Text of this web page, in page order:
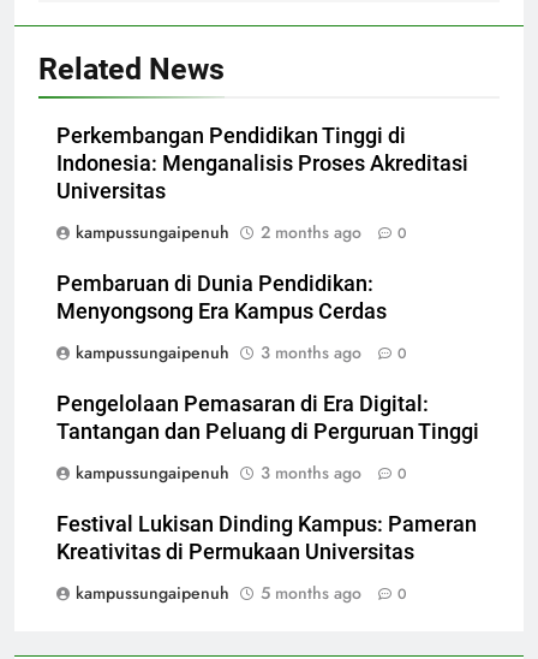
Related News
Perkembangan Pendidikan Tinggi di
Indonesia: Menganalisis Proses Akreditasi
Universitas
kampussungaipenuh
2 months ago 0
Pembaruan di Dunia Pendidikan:
Menyongsong Era Kampus Cerdas
kampussungaipenuh
3 months ago 0
Pengelolaan Pemasaran di Era Digital:
Tantangan dan Peluang di Perguruan Tinggi
kampussungaipenuh
3 months ago 0
Festival Lukisan Dinding Kampus: Pameran
Kreativitas di Permukaan Universitas
kampussungaipenuh
5 months ago 0